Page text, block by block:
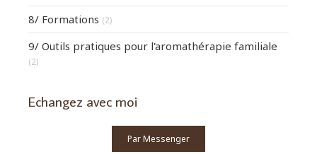
8/ Formations (2)
9/ Outils pratiques pour l'aromathérapie familiale
(2)
Echangez avec moi
Par Messenger